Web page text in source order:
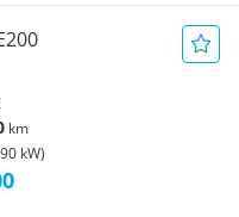
km
kW)